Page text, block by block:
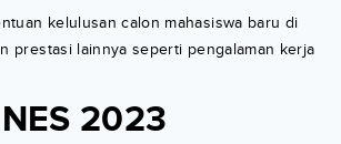
kelulusan calon mahasiswa baru di
prestasi lainnya seperti pengalaman kerja
2023